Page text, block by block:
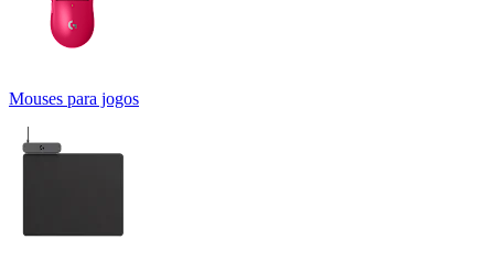
Mouses para jogos